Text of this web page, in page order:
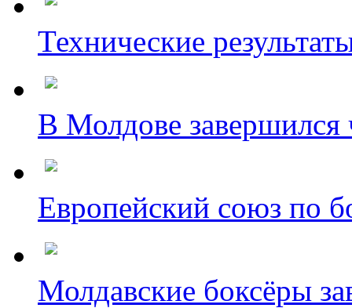
Технические
В Молдове завершился
Европейский союз по
Молдавские боксёры